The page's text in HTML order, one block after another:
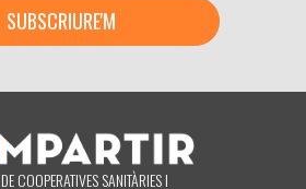
efecte immediat, el seu consentiment per
les seves dades personals, rectificar els
la seva supressió quan aquests ja no
processar la seva informació d'acord amb
que hi ha al peu de pàgina de qualsevol
la nostra part, o posant-se en contacte
electrònic compartir@fespriu.org.
COOPERATIVES SANITÀRIES I